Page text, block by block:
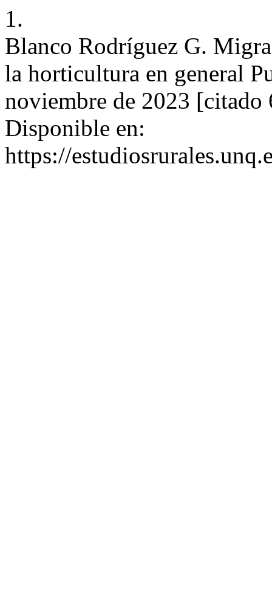
1.
Blanco Rodríguez G.
la horticultura en general
noviembre de 2023 [citado
Disponible en:
https://